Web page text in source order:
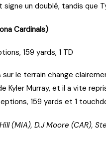
un doublé, tandis que
Cardinals)
159 yards, 1 TD
sur le terrain change
Kyler Murray, et il a vite
159 yards et 1
(MIA), D.J Moore (CAR),